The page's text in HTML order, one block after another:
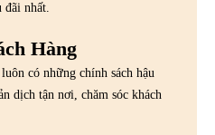
đãi nhất.
Hàng
có những chính sách hậu
dịch tận nơi, chăm sóc khách